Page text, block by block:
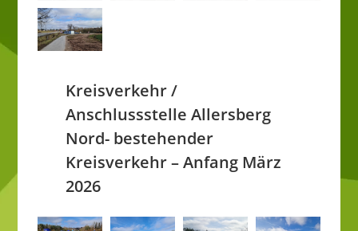
Kreisverkehr /
Anschlussstelle Allersberg
Nord- bestehender
Kreisverkehr – Anfang März
2026